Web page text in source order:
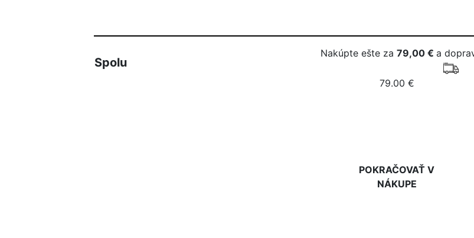
Spolu
Nakúpte ešte za 79,00 € a
79.00 €
POKRAČOVAŤ V
NÁKUPE